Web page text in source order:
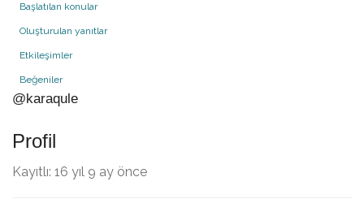
Başlatılan konular
Oluşturulan yanıtlar
Etkileşimler
Beğeniler
@karaqule
Profil
Kayıtlı: 16 yıl 9 ay önce